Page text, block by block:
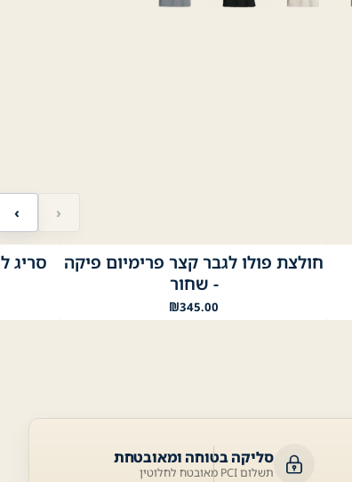
‹ ›
נייבי לבן שחור
חולצת פולו לגבר קצר פרימיום פיקה
- שחור
₪345.00
סליקה בטוחה ומאובטחת
תשלום PCI מאובטח לחלוטין